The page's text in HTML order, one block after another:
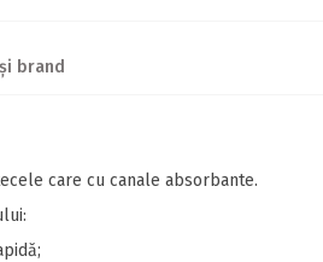
brand
care cu canale absorbante.